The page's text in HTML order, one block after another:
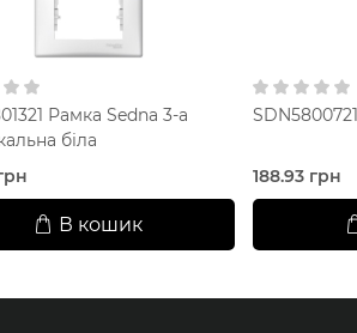
Рамка Sedna 3-а
біла
В кошик
188.93 грн